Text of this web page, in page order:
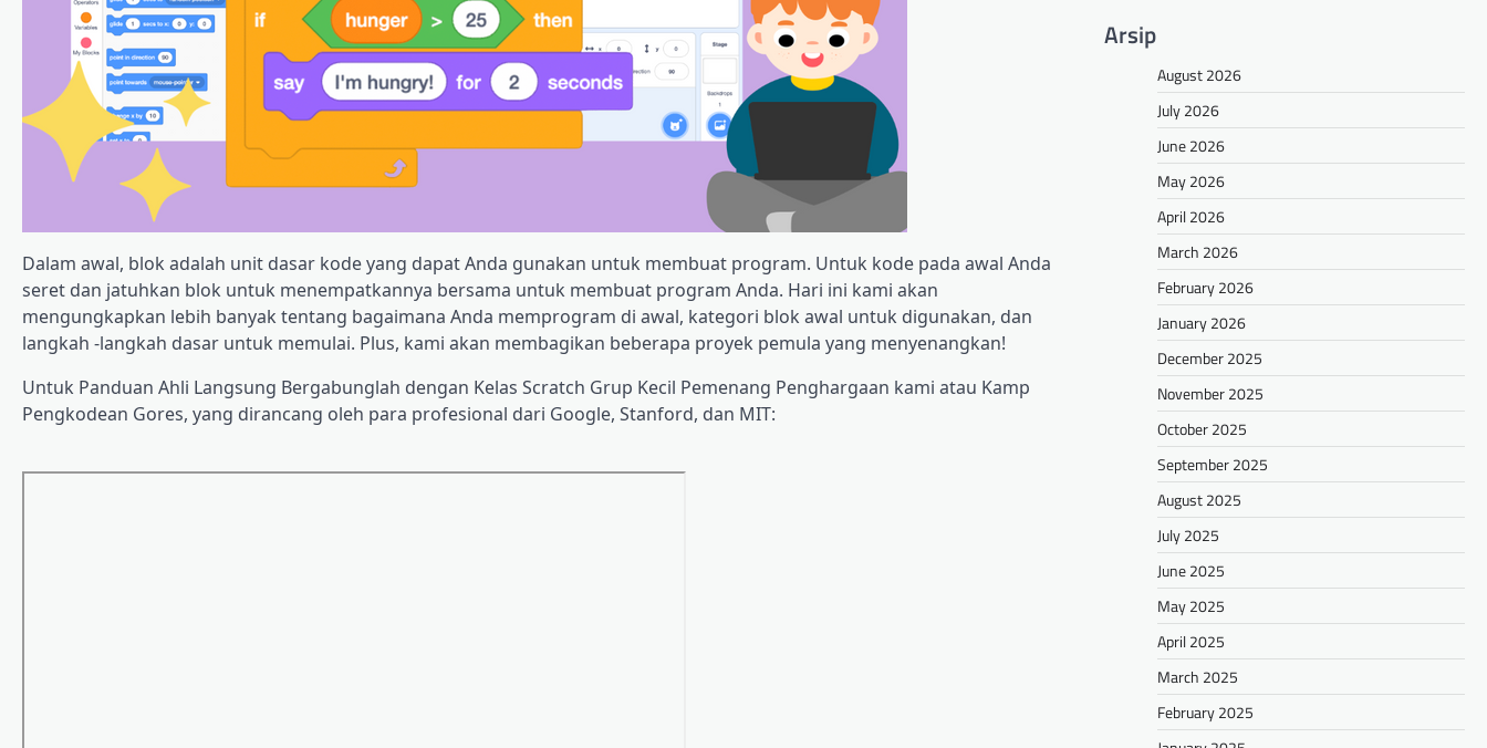
Dalam awal, blok adalah unit dasar kode yang dapat Anda gunakan untuk membuat program. Untuk kode pada awal Anda
seret dan jatuhkan blok untuk menempatkannya bersama untuk membuat program Anda. Hari ini kami akan
mengungkapkan lebih banyak tentang bagaimana Anda memprogram di awal, kategori blok awal untuk digunakan, dan
langkah -langkah dasar untuk memulai. Plus, kami akan membagikan beberapa proyek pemula yang menyenangkan!
Untuk Panduan Ahli Langsung Bergabunglah dengan Kelas Scratch Grup Kecil Pemenang Penghargaan kami atau Kamp
Pengkodean Gores, yang dirancang oleh para profesional dari Google, Stanford, dan MIT:
Arsip
August 2026
July 2026
June 2026
May 2026
April 2026
March 2026
February 2026
January 2026
December 2025
November 2025
October 2025
September 2025
August 2025
July 2025
June 2025
May 2025
April 2025
March 2025
February 2025